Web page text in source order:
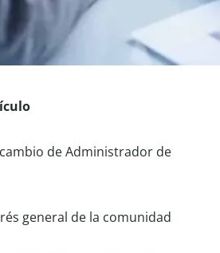
de Administrador de
general de la comunidad